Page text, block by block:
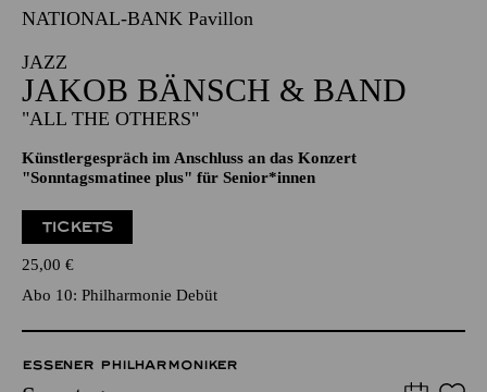
11.04.2027
11:00 - 12:00
NATIONAL-BANK Pavillon
JAZZ
JAKOB BÄNSCH & BAND
"ALL THE OTHERS"
Künstlergespräch im Anschluss an das Konzert
"Sonntagsmatinee plus" für Senior*innen
TICKETS
25,00€
Abo 10: Philharmonie Debüt